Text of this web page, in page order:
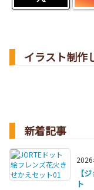
イラスト制作
新着記事
【
ト